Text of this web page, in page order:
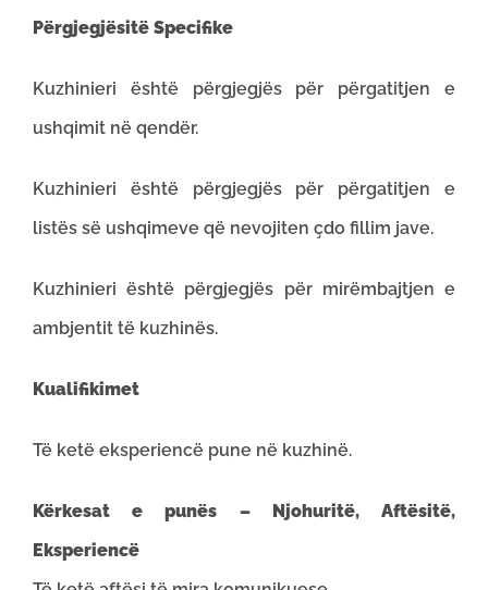
Përgjegjësitë Specifike
Kuzhinieri është përgjegjës për përgatitjen e
ushqimit në qendër.
Kuzhinieri është përgjegjës për përgatitjen e
listës së ushqimeve që nevojiten çdo fillim jave.
Kuzhinieri është përgjegjës për mirëmbajtjen e
ambjentit të kuzhinës.
Kualifikimet
Të ketë eksperiencë pune në kuzhinë.
Kërkesat e punës – Njohuritë, Aftësitë,
Eksperiencë